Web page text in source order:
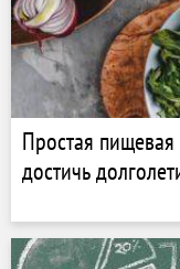
Простая
достичь